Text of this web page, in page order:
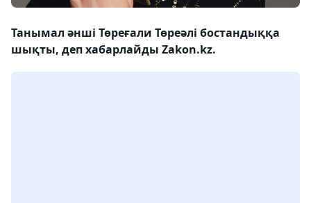
Танымал әнші Төреғали Төреәлі бостандыққа
шықты, деп хабарлайды Zakon.kz.